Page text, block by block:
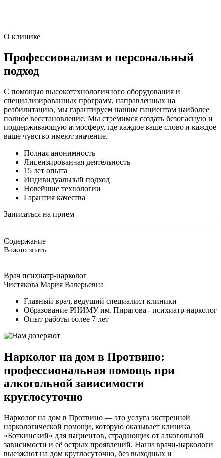
О клинике
Профессионализм и персональный
подход
С помощью высокотехнологичного оборудования и
специализированных программ, направленных на
реабилитацию, мы гарантируем нашим пациентам наиболее
полное восстановление. Мы стремимся создать безопасную и
поддерживающую атмосферу, где каждое ваше слово и каждое
ваше чувство имеют значение.
Полная анонимность
Лицензированная деятельность
15 лет опыта
Индивидуальный подход
Новейшие технологии
Гарантия качества
Записаться на прием
Содержание
Важно знать
Врач психиатр-нарколог
Чистякова Мария Валерьевна
Главный врач, ведущий специалист клиники
Образование РНИМУ им. Пирагова - психиатр-нарколог
Опыт работы более 7 лет
Нарколог на дом в Протвино:
профессиональная помощь при
алкогольной зависимости
круглосуточно
Нарколог на дом в Протвино — это услуга экстренной
наркологической помощи, которую оказывает клиника
«Боткинский» для пациентов, страдающих от алкогольной
зависимости и её острых проявлений. Наши врачи-наркологи
выезжают на дом круглосуточно, без выходных и